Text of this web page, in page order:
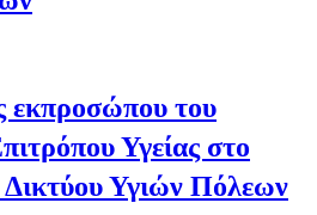
εκπροσώπου του
Υγείας στο
Δικτύου Υγιών Πόλεων